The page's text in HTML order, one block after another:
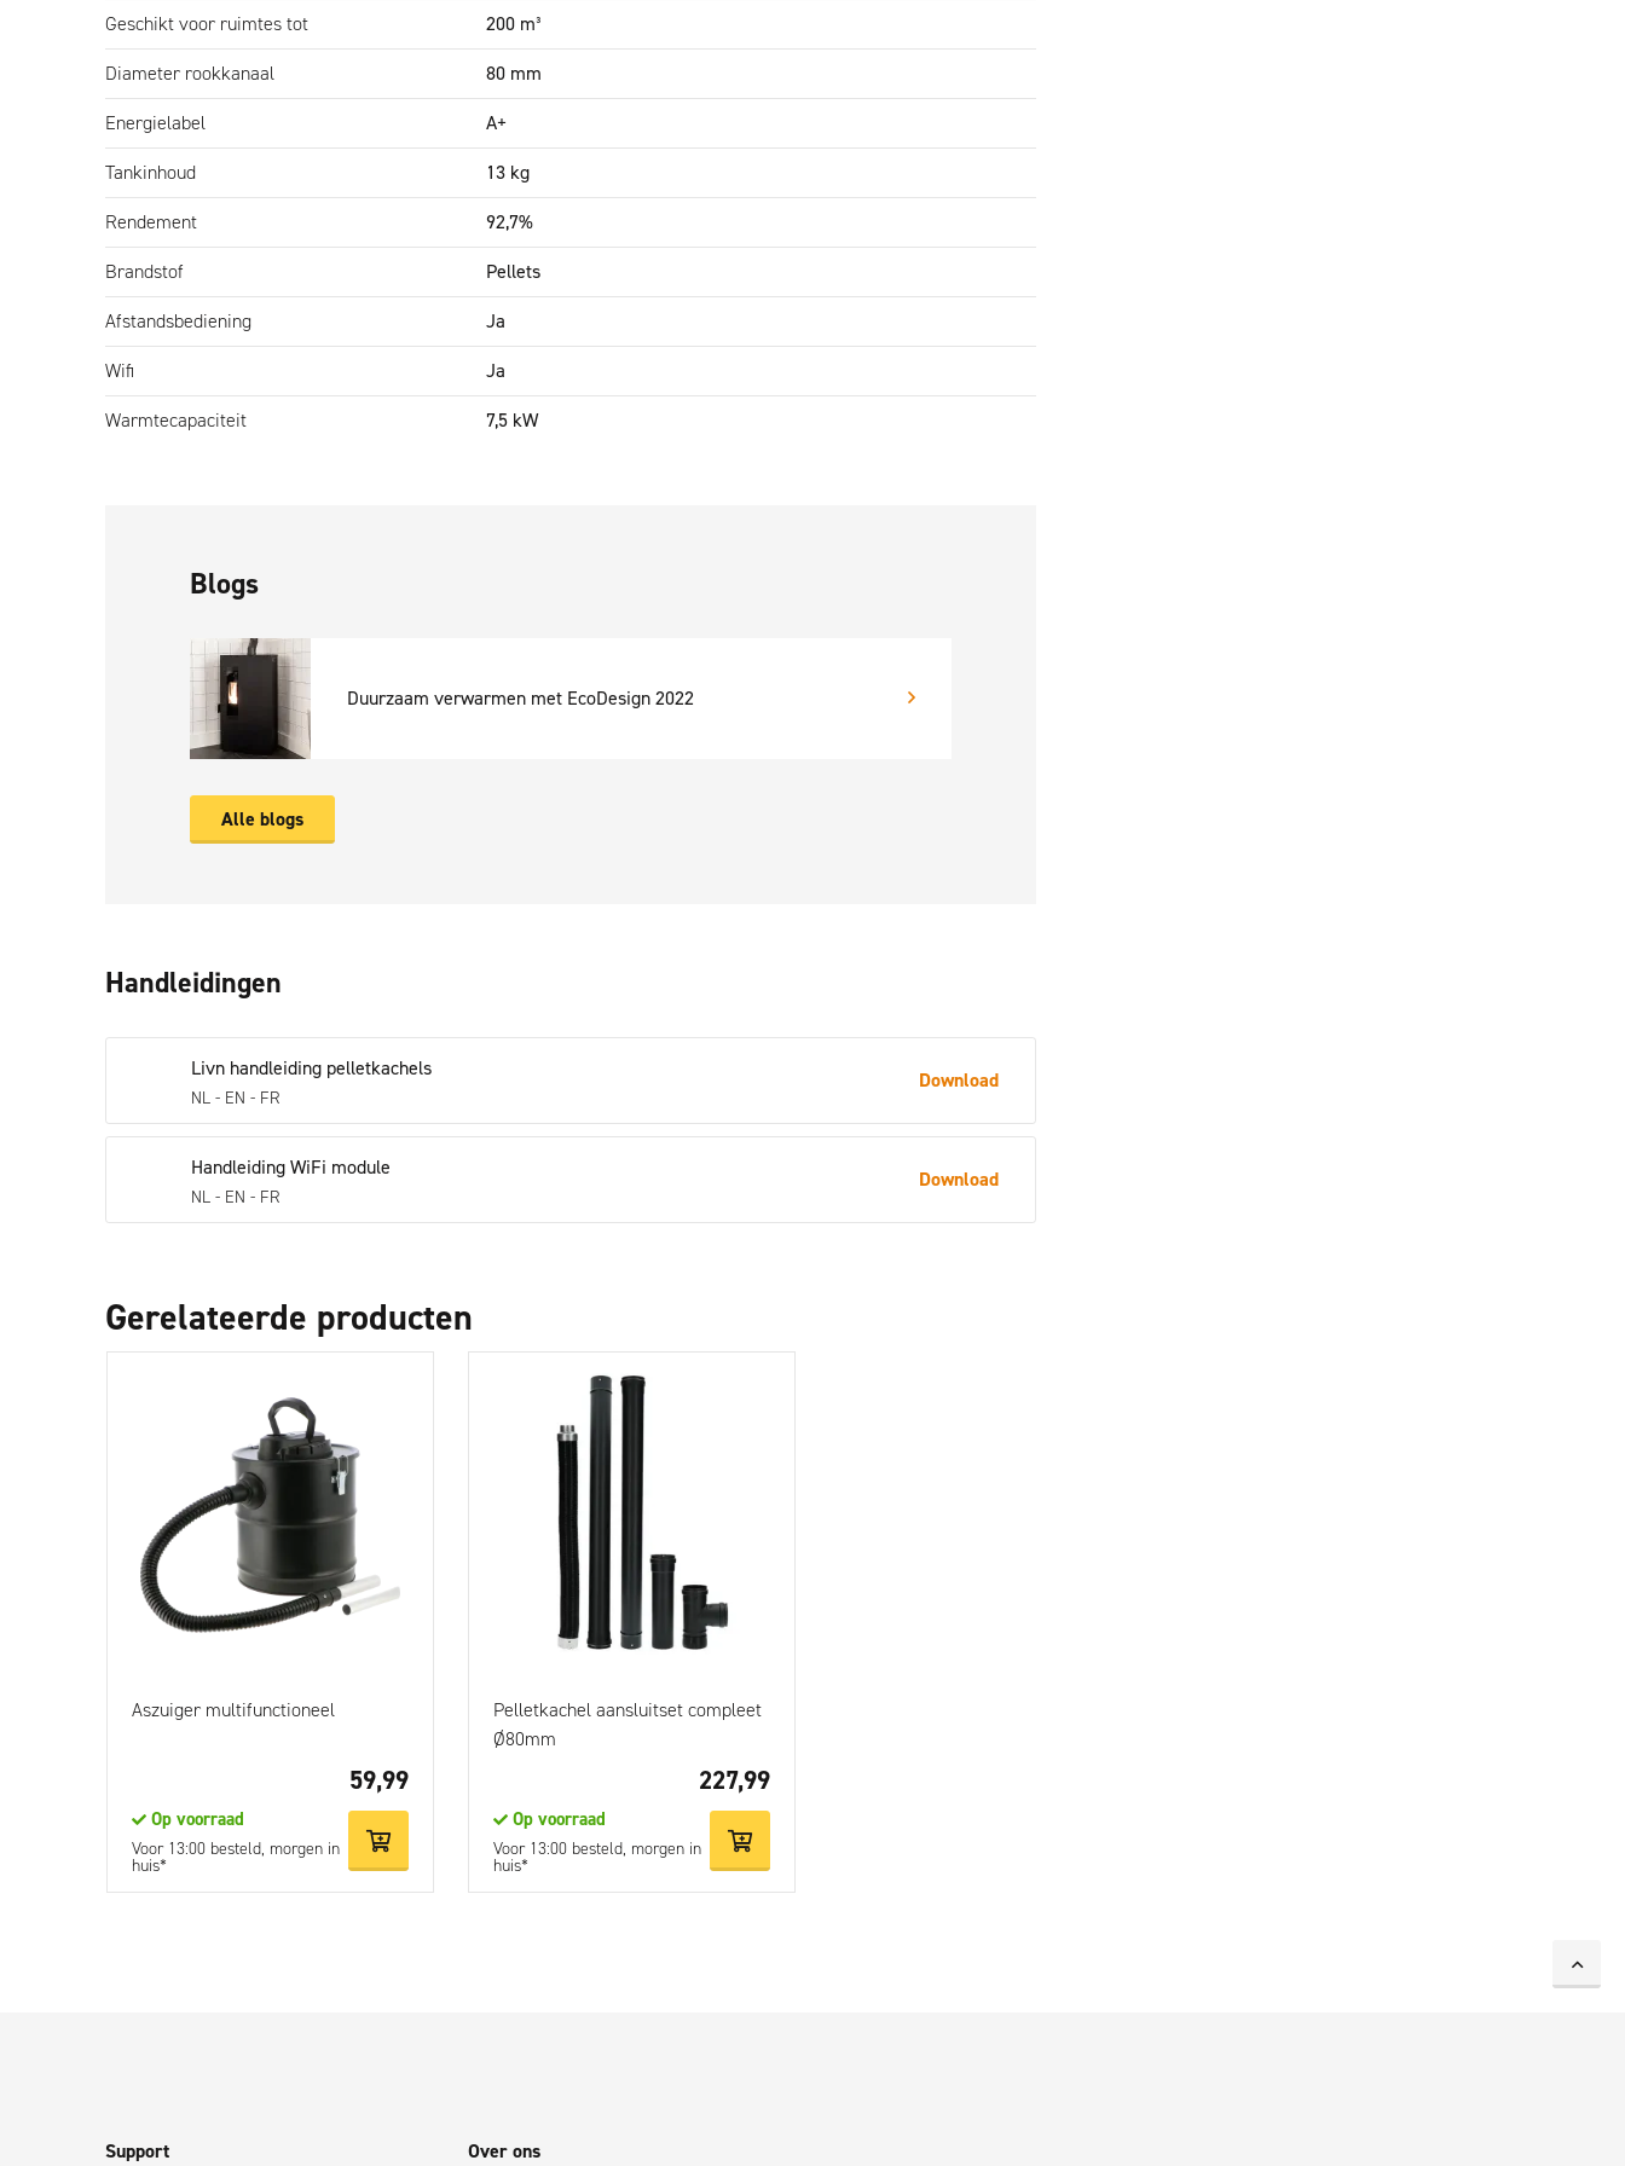
schoorsteeninstallatie die boven de nok van het dak uitmondt, conform de wettelijke eisen.
Met de Liland geniet je van heerlijke warmte en sfeervolle vlammen. Dankzij het hoge rendement en het landelijke
design is deze kachel de ideale toevoeging aan jouw woonkamer!
Geschikt voor ruimtes tot
200 m³
Diameter rookkanaal
80 mm
Energielabel
A+
Tankinhoud
13 kg
Rendement
92,7%
Brandstof
Pellets
Afstandsbediening
Ja
Wifi
Ja
Warmtecapaciteit
7,5 kW
Blogs
Duurzaam verwarmen met EcoDesign 2022
Alle blogs
Handleidingen
Livn handleiding pelletkachels
NL - EN - FR
Download
Handleiding WiFi module
NL - EN - FR
Download
Gerelateerde producten
Aszuiger multifunctioneel
59,99
Op voorraad
Voor 13:00 besteld, morgen in
huis*
Pelletkachel aansluitset compleet
Ø80mm
227,99
Op voorraad
Voor 13:00 besteld, morgen in
huis*
Support Over ons